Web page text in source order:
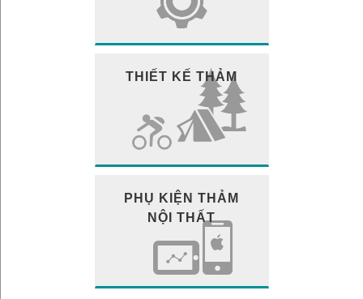
THIẾT KẾ THẢM
PHỤ KIỆN THẢM
NỘI THẤT